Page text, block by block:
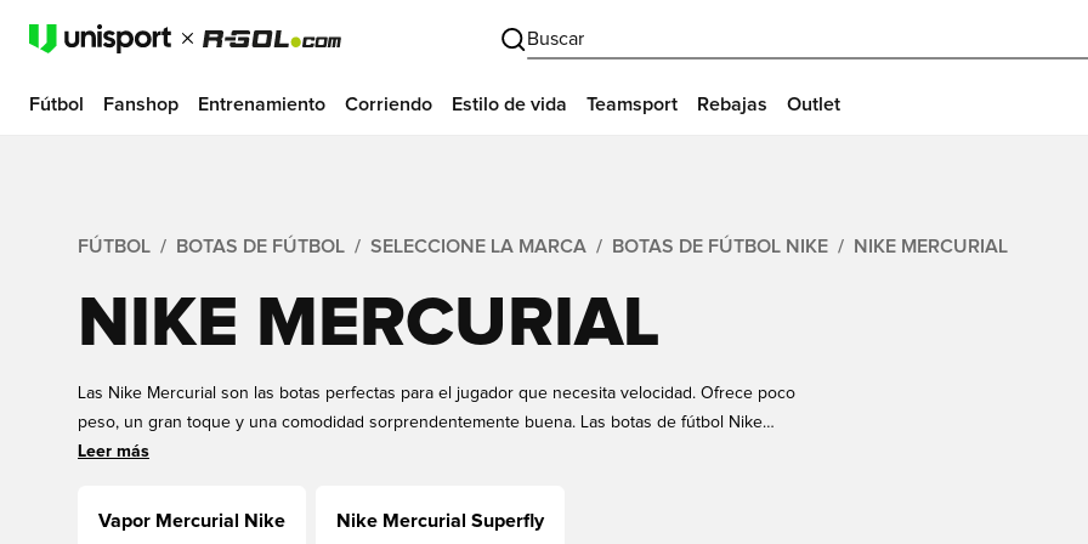
Buscar
Fútbol Fanshop Entrenamiento Corriendo Estilo de vida Teamsport Rebajas Outlet
FÚTBOL BOTAS DE FÚTBOL SELECCIONE LA MARCA BOTAS DE FÚTBOL NIKE NIKE MERCURIAL
NIKE MERCURIAL
Las Nike Mercurial son las botas perfectas para el jugador que necesita velocidad. Ofrece poco
peso, un gran toque y una comodidad sorprendentemente buena. Las botas de fútbol Nike
Mercurial son perfectas para el jugador rápido que no teme dar un paso adelante cuando más
variedad de superficies diferentes. Compre su par en línea en Unisportstore y añada el nombre y
Leer más
Vapor Mercurial Nike Nike Mercurial Superfly